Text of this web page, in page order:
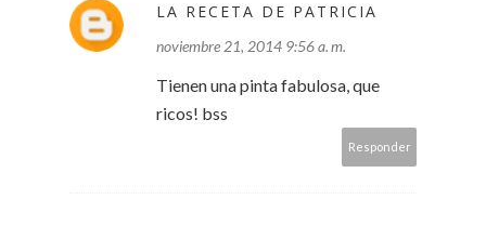
LA RECETA DE PATRICIA
noviembre 21, 2014 9:56 a. m.
Tienen una pinta fabulosa, que
ricos! bss
Responder